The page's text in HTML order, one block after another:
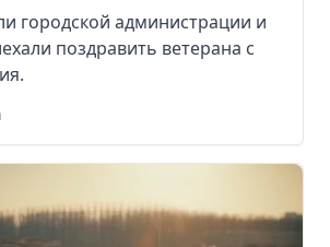
городской администрации и
поздравить ветерана с